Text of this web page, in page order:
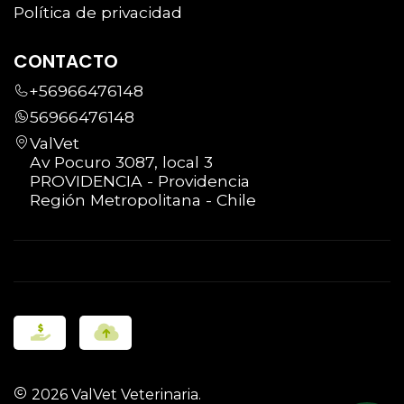
corresponde a 1 vial (1 ml). Si por el peso del
paciente se requiere una dosis mayor, la
diferencia se ajustará presencialmente en
clínica.
Política de privacidad
CONTACTO
+56966476148
56966476148
ValVet
Av Pocuro 3087, local 3
PROVIDENCIA - Providencia
Región Metropolitana - Chile
2026 ValVet Veterinaria.